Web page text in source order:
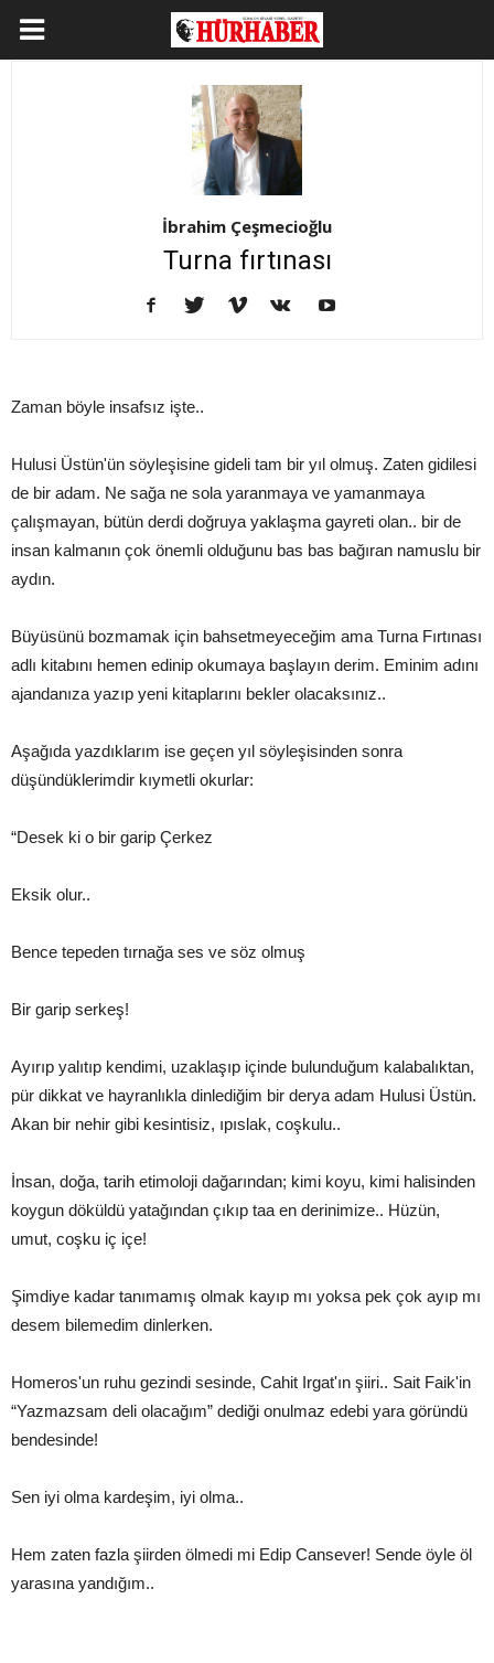
İbrahim Çeşmecioğlu
Turna fırtınası
Zaman böyle insafsız işte..
Hulusi Üstün'ün söyleşisine gideli tam bir yıl olmuş. Zaten gidilesi
de bir adam. Ne sağa ne sola yaranmaya ve yamanmaya
çalışmayan, bütün derdi doğruya yaklaşma gayreti olan.. bir de
insan kalmanın çok önemli olduğunu bas bas bağıran namuslu bir
aydın.
Büyüsünü bozmamak için bahsetmeyeceğim ama Turna Fırtınası
adlı kitabını hemen edinip okumaya başlayın derim. Eminim adını
ajandanıza yazıp yeni kitaplarını bekler olacaksınız..
Aşağıda yazdıklarım ise geçen yıl söyleşisinden sonra
düşündüklerimdir kıymetli okurlar:
“Desek ki o bir garip Çerkez
Eksik olur..
Bence tepeden tırnağa ses ve söz olmuş
Bir garip serkeş!
Ayırıp yalıtıp kendimi, uzaklaşıp içinde bulunduğum kalabalıktan,
pür dikkat ve hayranlıkla dinlediğim bir derya adam Hulusi Üstün.
Akan bir nehir gibi kesintisiz, ıpıslak, coşkulu..
İnsan, doğa, tarih etimoloji dağarından; kimi koyu, kimi halisinden
koygun döküldü yatağından çıkıp taa en derinimize.. Hüzün,
umut, coşku iç içe!
Şimdiye kadar tanımamış olmak kayıp mı yoksa pek çok ayıp mı
desem bilemedim dinlerken.
Homeros'un ruhu gezindi sesinde, Cahit Irgat'ın şiiri.. Sait Faik'in
“Yazmazsam deli olacağım” dediği onulmaz edebi yara göründü
bendesinde!
Sen iyi olma kardeşim, iyi olma..
Hem zaten fazla şiirden ölmedi mi Edip Cansever! Sende öyle öl
yarasına yandığım..